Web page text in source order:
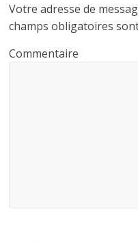
Votre adresse de
champs obligatoires
Commentaire